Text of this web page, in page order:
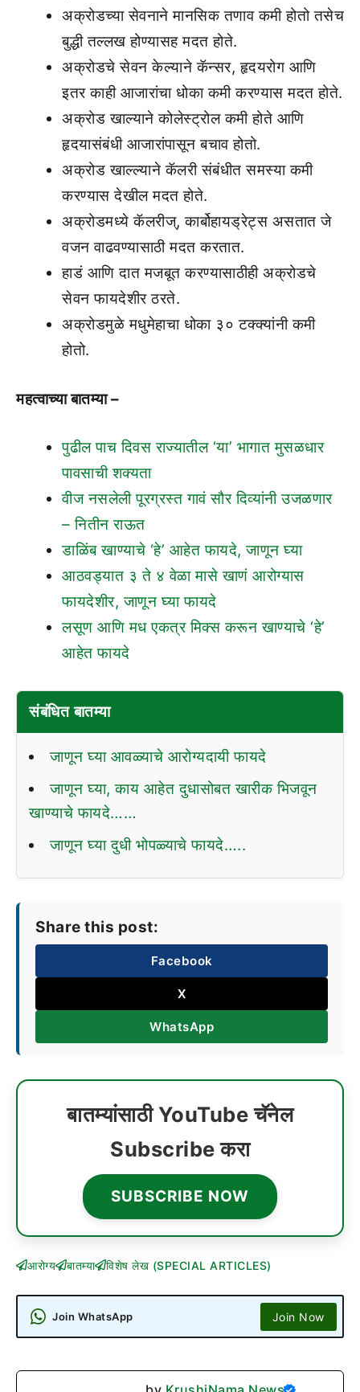
अक्रोडच्या सेवनाने मानसिक तणाव कमी होतो तसेच
बुद्धी तल्लख होण्यासह मदत होते.
अक्रोडचे सेवन केल्याने कॅन्सर, हृदयरोग आणि
इतर काही आजारांचा धोका कमी करण्यास मदत होते.
अक्रोड खाल्याने कोलेस्ट्रोल कमी होते आणि
हृदयासंबंधी आजारांपासून बचाव होतो.
अक्रोड खाल्ल्याने कॅलरी संबंधीत समस्या कमी
करण्यास देखील मदत होते.
अक्रोडमध्ये कॅलरीज्, कार्बोहायड्रेट्स असतात जे
वजन वाढवण्यासाठी मदत करतात.
हाडं आणि दात मजबूत करण्यासाठीही अक्रोडचे
सेवन फायदेशीर ठरते.
अक्रोडमुळे मधुमेहाचा धोका ३० टक्क्यांनी कमी
होतो.
महत्वाच्या बातम्या –
पुढील पाच दिवस राज्यातील ‘या’ भागात मुसळधार
पावसाची शक्यता
वीज नसलेली पूरग्रस्त गावं सौर दिव्यांनी उजळणार
– नितीन राऊत
डाळिंब खाण्याचे ‘हे’ आहेत फायदे, जाणून घ्या
आठवड्यात ३ ते ४ वेळा मासे खाणं आरोग्यास
फायदेशीर, जाणून घ्या फायदे
लसूण आणि मध एकत्र मिक्स करून खाण्याचे ‘हे’
आहेत फायदे
संबंधित बातम्या
जाणून घ्या आवळ्याचे आरोग्यदायी फायदे
जाणून घ्या, काय आहेत दुधासोबत खारीक भिजवून
खाण्याचे फायदे……
जाणून घ्या दुधी भोपळ्याचे फायदे…..
Share this post:
Facebook
X
WhatsApp
बातम्यांसाठी YouTube चॅनेल
Subscribe करा
SUBSCRIBE NOW
आरोग्य बातम्या विशेष लेख (SPECIAL ARTICLES)
Join WhatsApp Join Now